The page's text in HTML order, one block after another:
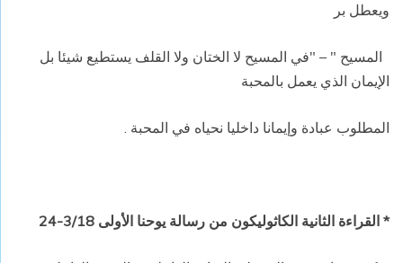
ويعطل بر
المسيح " – "في المسيح لا الختان ولا القلف يستطيع شيئا بل
الإيمان الذي يعمل بالمحبة
المطلوب عبادة وإيمانا داخليا نحياه في المحبة .
* القراءة الثانية الكاثوليكون من رسالة يوحنا الأولى 3/18-24